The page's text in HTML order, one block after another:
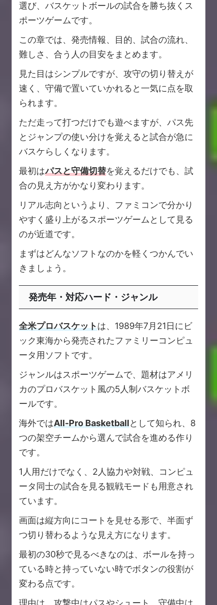
選び、バスケットボールの試合を勝ち抜くス
ポーツゲームです。
この章では、発売情報、目的、試合の流れ、
難しさ、合う人の目安をまとめます。
見た目はシンプルですが、攻守の切り替えが
速く、守備で置いていかれると一気に点を取
られます。
ただ走って打つだけでも遊べますが、パス先
とジャンプの使い分けを覚えると試合が急に
バスケらしくなります。
最初はパスと守備切替を覚えるだけでも、試
合の見え方がかなり変わります。
リアル志向というより、ファミコンで分かり
やすく盛り上がるスポーツゲームとして見る
のが近道です。
まずはどんなソフトなのかを軽くつかんでい
きましょう。
発売年・対応ハード・ジャンル
全米プロバスケットは、1989年7月21日にビ
ック東海から発売されたファミリーコンピュ
ータ用ソフトです。
ジャンルはスポーツゲームで、題材はアメリ
カのプロバスケット風の5人制バスケットボ
ールです。
海外ではAll-Pro Basketballとして知られ、8
つの架空チームから選んで試合を進める作り
です。
1人用だけでなく、2人協力や対戦、コンピュ
ータ同士の試合を見る観戦モードも用意され
ています。
画面は縦方向にコートを見せる形で、半面ず
つ切り替わるような見え方になります。
最初の30秒で見るべきなのは、ボールを持っ
ている時と持っていない時でボタンの役割が
変わる点です。
理由は、攻撃中はパスやシュート、守備中は